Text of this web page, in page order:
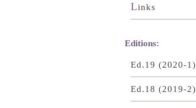
Links
Editions:
Ed.19 (2020-1)
Ed.18 (2019-2)